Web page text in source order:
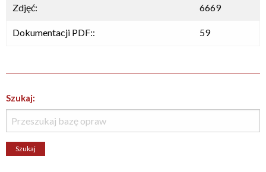
Zdjęć: 6669
Dokumentacji PDF:: 59
Szukaj: